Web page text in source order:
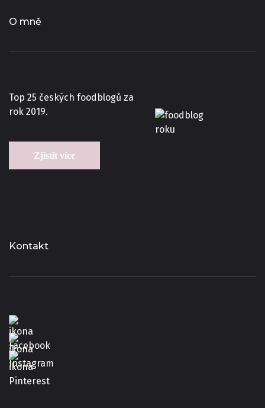
O mně
Top 25 českých foodblogů za
rok 2019.
Zjistit více
Kontakt